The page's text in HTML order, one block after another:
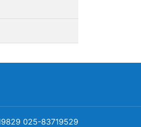
025-83719529